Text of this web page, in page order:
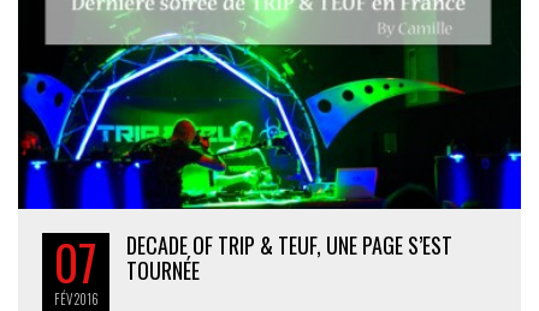
07
FÉV2016
DECADE OF TRIP & TEUF, UNE PAGE S’EST
TOURNÉE